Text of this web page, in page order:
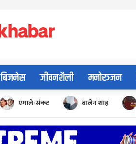
बिजनेस जीवनशैली मनोरञ्जन
एमाले-संकट बालेन शाह